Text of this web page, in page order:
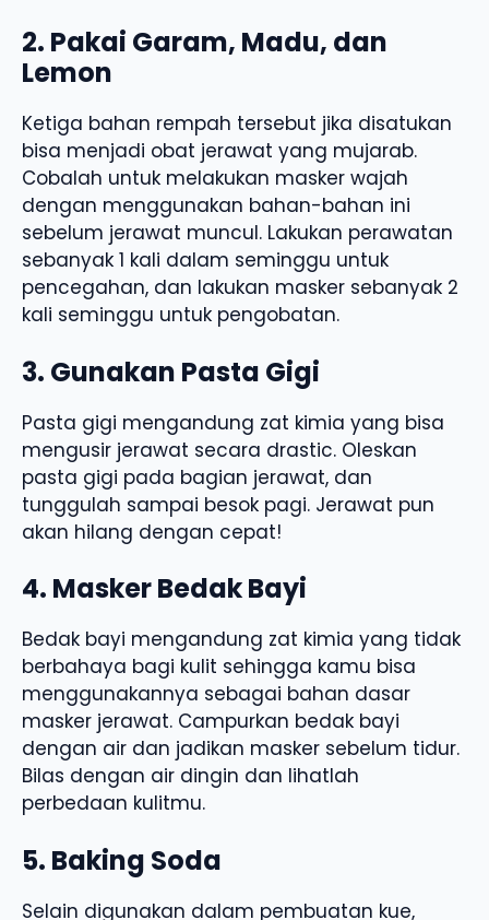
2. Pakai Garam, Madu, dan
Lemon
Ketiga bahan rempah tersebut jika disatukan
bisa menjadi obat jerawat yang mujarab.
Cobalah untuk melakukan masker wajah
dengan menggunakan bahan-bahan ini
sebelum jerawat muncul. Lakukan perawatan
sebanyak 1 kali dalam seminggu untuk
pencegahan, dan lakukan masker sebanyak 2
kali seminggu untuk pengobatan.
3. Gunakan Pasta Gigi
Pasta gigi mengandung zat kimia yang bisa
mengusir jerawat secara drastic. Oleskan
pasta gigi pada bagian jerawat, dan
tunggulah sampai besok pagi. Jerawat pun
akan hilang dengan cepat!
4. Masker Bedak Bayi
Bedak bayi mengandung zat kimia yang tidak
berbahaya bagi kulit sehingga kamu bisa
menggunakannya sebagai bahan dasar
masker jerawat. Campurkan bedak bayi
dengan air dan jadikan masker sebelum tidur.
Bilas dengan air dingin dan lihatlah
perbedaan kulitmu.
5. Baking Soda
Selain digunakan dalam pembuatan kue,